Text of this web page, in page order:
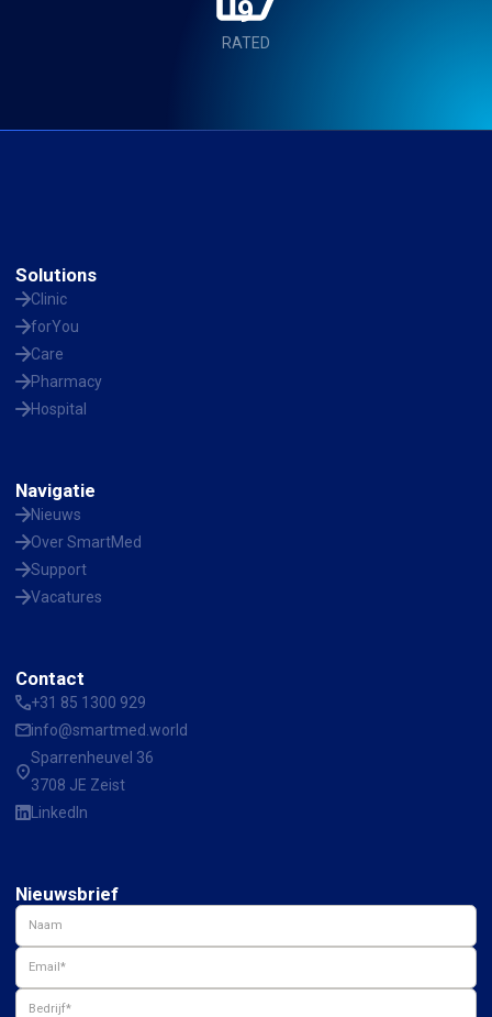
9
RATED
Solutions
Clinic
forYou
Care
Pharmacy
Hospital
Navigatie
Nieuws
Over SmartMed
Support
Vacatures
Contact
+31 85 1300 929
info@smartmed.world
Sparrenheuvel 36
3708 JE Zeist
LinkedIn
Nieuwsbrief